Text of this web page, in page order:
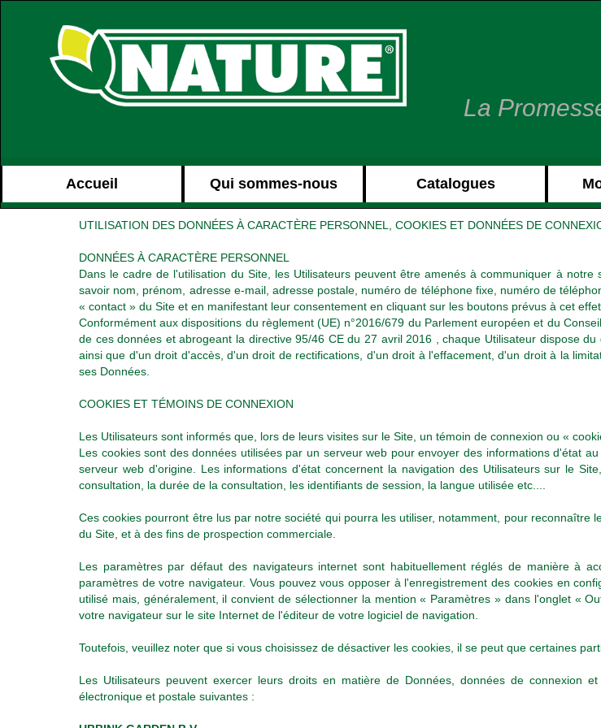
La
Accueil Qui sommes-nous Catalogues
UTILISATION DES DONNÉES À CARACTÈRE PERSONNEL, COOKIES ET DONNÉES DE
DONNÉES À CARACTÈRE PERSONNEL
Dans le cadre de l'utilisation du Site, les Utilisateurs peuvent être amenés à communiquer à
savoir nom, prénom, adresse e-mail, adresse postale, numéro de téléphone fixe, numéro de
« contact » du Site et en manifestant leur consentement en cliquant sur les boutons prévus à cet effet.
Conformément aux dispositions du règlement (UE) n°2016/679 du Parlement européen et du
de ces données et abrogeant la directive 95/46 CE du 27 avril 2016 , chaque Utilisateur dispose
ainsi que d'un droit d'accès, d'un droit de rectifications, d'un droit à l'effacement, d'un droit à la
ses Données.
COOKIES ET TÉMOINS DE CONNEXION
Les Utilisateurs sont informés que, lors de leurs visites sur le Site, un témoin de connexion ou «
Les cookies sont des données utilisées par un serveur web pour envoyer des informations d'état
serveur web d'origine. Les informations d'état concernent la navigation des Utilisateurs sur le
consultation, la durée de la consultation, les identifiants de session, la langue utilisée etc....
Ces cookies pourront être lus par notre société qui pourra les utiliser, notamment, pour
du Site, et à des fins de prospection commerciale.
Les paramètres par défaut des navigateurs internet sont habituellement réglés de manière à
paramètres de votre navigateur. Vous pouvez vous opposer à l'enregistrement des cookies en
utilisé mais, généralement, il convient de sélectionner la mention « Paramètres » dans l'onglet «
votre navigateur sur le site Internet de l'éditeur de votre logiciel de navigation.
Toutefois, veuillez noter que si vous choisissez de désactiver les cookies, il se peut que certaines
Les Utilisateurs peuvent exercer leurs droits en matière de Données, données de connexion
électronique et postale suivantes :